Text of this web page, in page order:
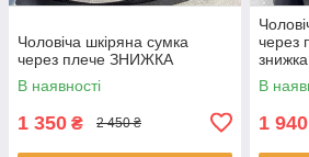
Чоловіча шкіряна сумка
через плече ЗНИЖКА
В наявності
1 350 ₴ 2 450 ₴
через
знижка
В
1 940